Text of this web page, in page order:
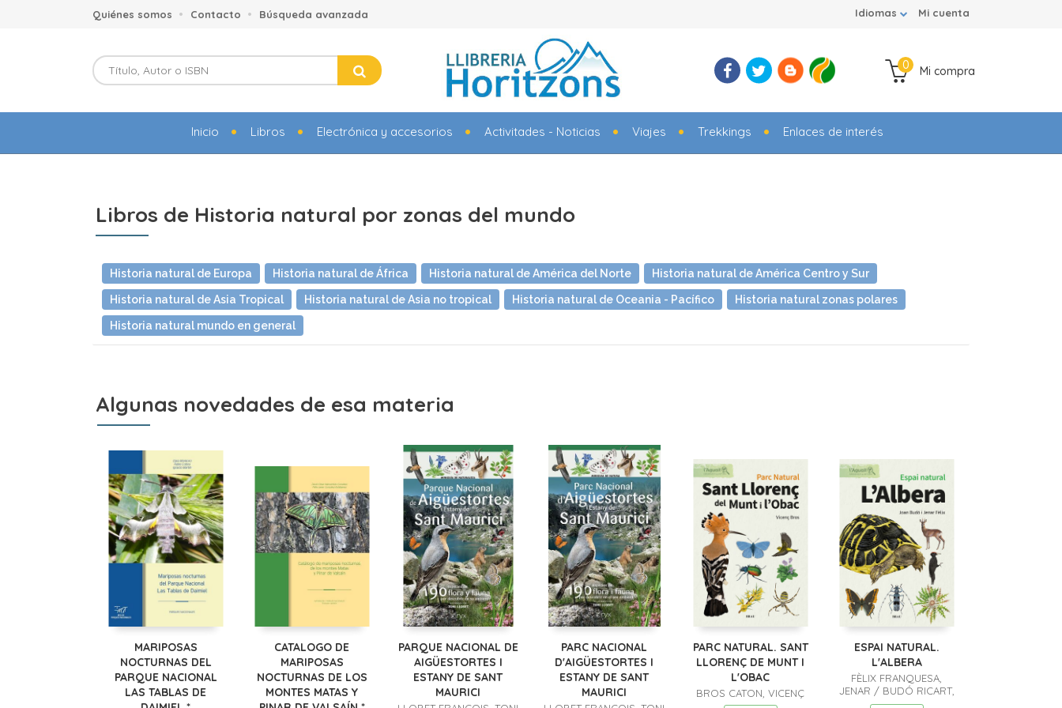
Mi cuenta
Idiomas
Quiénes somos Contacto Búsqueda avanzada
Mi compra
0
Inicio Libros Electrónica y accesorios Activitades - Noticias Viajes Trekkings Enlaces de interés
Libros de Historia natural por zonas del mundo
Historia natural de Europa Historia natural de África Historia natural de América del Norte Historia natural de América Centro y Sur
Historia natural de Asia Tropical Historia natural de Asia no tropical Historia natural de Oceania - Pacífico Historia natural zonas polares
Historia natural mundo en general
Algunas novedades de esa materia
MARIPOSAS
NOCTURNAS DEL
PARQUE NACIONAL
LAS TABLAS DE
CATALOGO DE
MARIPOSAS
NOCTURNAS DE LOS
MONTES MATAS Y
PARQUE NACIONAL DE
AIGÜESTORTES I
ESTANY DE SANT
MAURICI
PARC NACIONAL
D'AIGÜESTORTES I
ESTANY DE SANT
MAURICI
PARC NATURAL. SANT
LLORENÇ DE MUNT I
L'OBAC
BROS CATON, VICENÇ
ESPAI NATURAL.
L'ALBERA
FÈLIX FRANQUESA,
JENAR / BUDÓ RICART,
JOAN